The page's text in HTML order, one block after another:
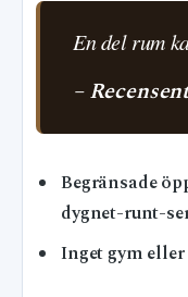
En del rum
–
Begränsade
dygnet-runt-
Inget gym eller